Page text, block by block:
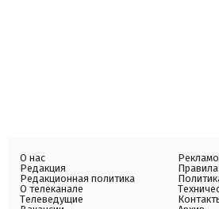
О нас
Редакция
Редакционная политика
О телеканале
Телеведущие